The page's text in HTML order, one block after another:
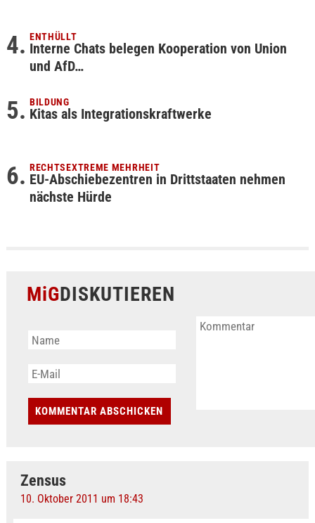
ENTHÜLLT
Interne Chats belegen Kooperation von Union
und AfD…
BILDUNG
Kitas als Integrationskraftwerke
RECHTSEXTREME MEHRHEIT
EU-Abschiebezentren in Drittstaaten nehmen
nächste Hürde
MiGDISKUTIEREN
Zensus
10. Oktober 2011 um 18:43